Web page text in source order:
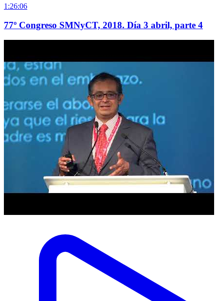
1:26:06
77º Congreso SMNyCT, 2018. Día 3 abril, parte 4